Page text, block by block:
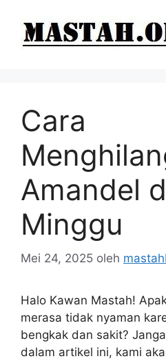
Cara
Amandel
Minggu
Mei 24, 2025 oleh
Halo Kawan Mastah!
merasa tidak nyaman
bengkak dan sakit?
dalam artikel ini, kami